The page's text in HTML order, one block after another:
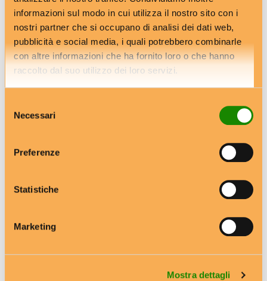
informazioni sul modo in cui utilizza il nostro sito con i
nostri partner che si occupano di analisi dei dati web,
pubblicità e social media, i quali potrebbero combinarle
con altre informazioni che ha fornito loro o che hanno
raccolto dal suo utilizzo dei loro servizi.
delNecessari
Preferenze
Statistiche
Marketing
Mostra dettagli
RELATED POSTS